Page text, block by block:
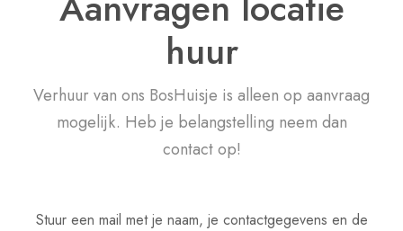
huur
Verhuur van ons BosHuisje is alleen op aanvraag
mogelijk. Heb je belangstelling neem dan
contact op!
Stuur een mail met je naam, je contactgegevens en de